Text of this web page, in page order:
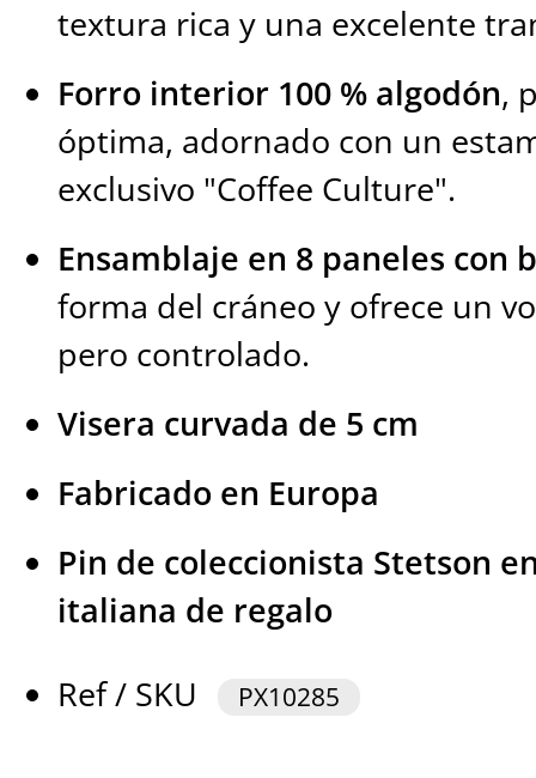
textura rica y una excelente
Forro interior 100 % algodón,
óptima, adornado con un
exclusivo "Coffee Culture".
Ensamblaje en 8 paneles con
forma del cráneo y ofrece un
pero controlado.
Visera curvada de 5 cm
Fabricado en Europa
Pin de coleccionista Stetson
italiana de regalo
Ref / SKU
PX10285